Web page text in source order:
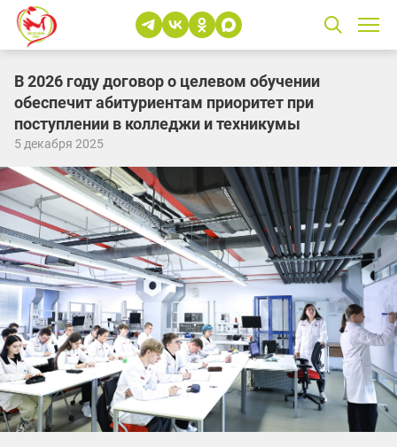
В 2026 году договор о целевом обучении
обеспечит абитуриентам приоритет при
поступлении в колледжи и техникумы
5 декабря 2025